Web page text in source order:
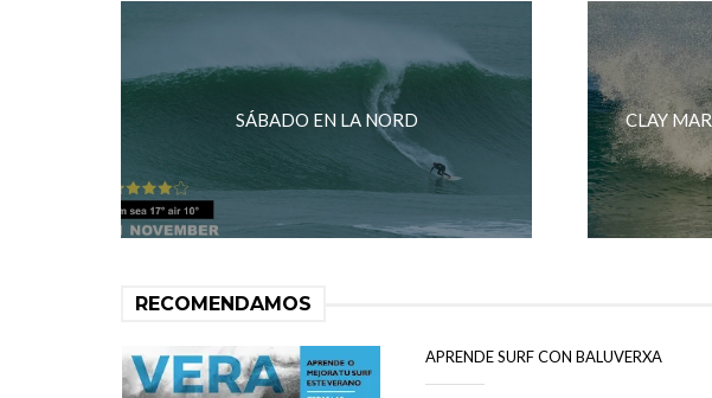
SÁBADO EN LA NORD CLAY
RECOMENDAMOS
APRENDE SURF CON BALUVERXA